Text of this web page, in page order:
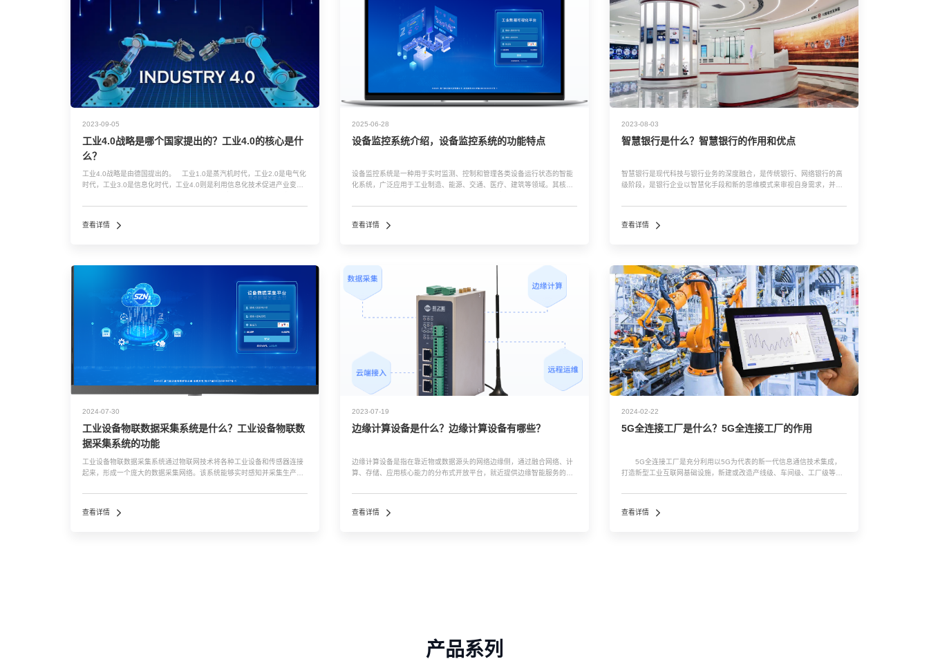
2023-09-05
工业4.0战略是哪个国家提出的？工业4.0的核心是什
么？
工业4.0战略是由德国提出的。 工业1.0是蒸汽机时代，工业2.0是电气化
时代，工业3.0是信息化时代，工业4.0则是利用信息化技术促进产业变革
博览会上...…
查看详情
2025-06-28
设备监控系统介绍，设备监控系统的功能特点
设备监控系统是一种用于实时监测、控制和管理各类设备运行状态的智能
化系统，广泛应用于工业制造、能源、交通、医疗、建筑等领域。其核心
低故障风险。 1. 系统组成 ...…
查看详情
2023-08-03
智慧银行是什么？智慧银行的作用和优点
智慧银行是现代科技与银行业务的深度融合，是传统银行、网络银行的高
级阶段，是银行企业以智慧化手段和新的思维模式来审视自身需求，并利
提升效率和降低成本，达到有效的客户管理和高效的营销绩效的目的……
查看详情
2024-07-30
工业设备物联数据采集系统是什么？工业设备物联数
据采集系统的功能
工业设备物联数据采集系统通过物联网技术将各种工业设备和传感器连接
起来，形成一个庞大的数据采集网络。该系统能够实时感知并采集生产现
数据的深度挖掘、分析和应用，以提高生产效率、降低运营成本，并为企
查看详情
2023-07-19
边缘计算设备是什么？边缘计算设备有哪些？
边缘计算设备是指在靠近物或数据源头的网络边缘侧，通过融合网络、计
算、存储、应用核心能力的分布式开放平台，就近提供边缘智能服务的一
性。 边缘计算设备有哪些？： 1、能传感器：...…
查看详情
2024-02-22
5G全连接工厂是什么？5G全连接工厂的作用
5G全连接工厂是充分利用以5G为代表的新一代信息通信技术集成，
打造新型工业互联网基础设施，新建或改造产线级、车间级、工厂级等生
分利用、创新应用高效赋能的先进工厂。 具体来说，5G全连接工厂
查看详情
产品系列